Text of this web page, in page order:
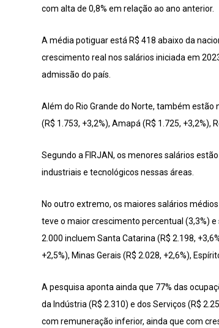
com alta de 0,8% em relação ao ano anterior.
A média potiguar está R$ 418 abaixo da
crescimento real nos salários iniciada em
admissão do país.
Além do Rio Grande do Norte, também estão
(R$ 1.753, +3,2%), Amapá (R$ 1.725, +3,2%),
Segundo a FIRJAN, os menores salários
industriais e tecnológicos nessas áreas.
No outro extremo, os maiores salários
teve o maior crescimento percentual (3,3%)
2.000 incluem Santa Catarina (R$ 2.198,
+2,5%), Minas Gerais (R$ 2.028, +2,6%),
A pesquisa aponta ainda que 77% das
da Indústria (R$ 2.310) e dos Serviços (R$
com remuneração inferior, ainda que com